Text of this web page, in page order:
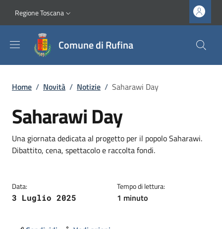
Slim top
Regione Toscana
Comune di Rufina
Briciole di pane
Home / Novità / Notizie / Saharawi Day
Saharawi Day
Dettagli
Descrizione breve
Una giornata dedicata al progetto per il popolo Saharawi.
Dibattito, cena, spettacolo e raccolta fondi.
Data:
3 Luglio 2025
Tempo di lettura:
1 minuto